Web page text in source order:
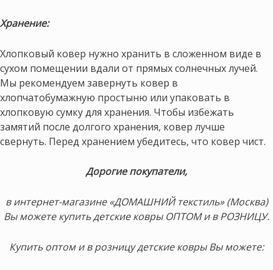
Хранение:
Хлопковый ковер нужно хранить в сложенном виде в
сухом помещении вдали от прямых солнечных лучей.
Мы рекомендуем завернуть ковер в
хлопчатобумажную простыню или упаковать в
хлопковую сумку для хранения. Чтобы избежать
замятий после долгого хранения, ковер лучше
свернуть. Перед хранением убедитесь, что ковер чист.
Дорогие покупатели,
в интернет-магазине «ДОМАШНИЙ текстиль» (Москва)
Вы можете купить детские ковры ОПТОМ и в РОЗНИЦУ.
Купить оптом и в розницу детские ковры Вы можете: